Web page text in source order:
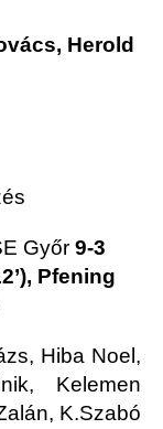
Herold
Győr 9-3
Pfening
Hiba Noel,
Kelemen
K.Szabó